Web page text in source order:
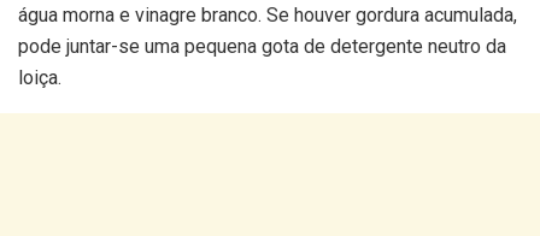
água morna e vinagre branco. Se houver gordura acumulada,
pode juntar-se uma pequena gota de detergente neutro da
loiça.